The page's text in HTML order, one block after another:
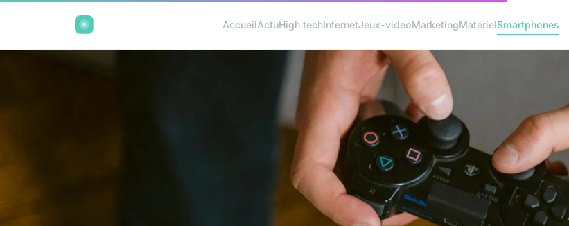
AccueilActuHigh techInternetJeux-videoMarketingMatérielSmartphones